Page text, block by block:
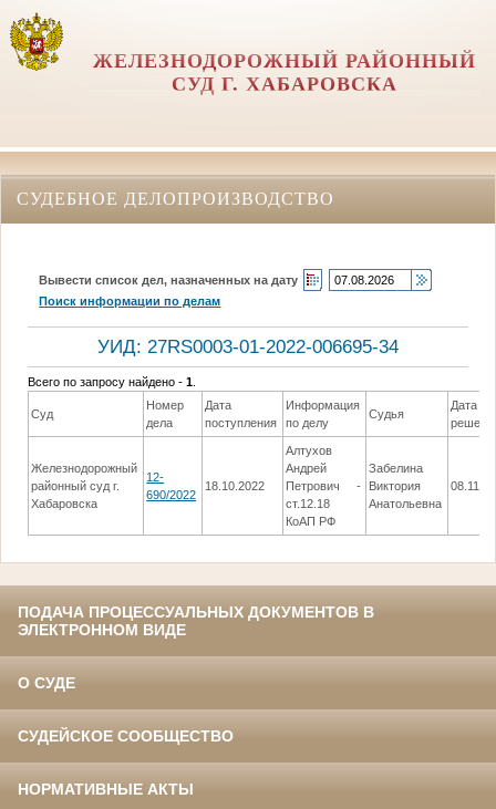
ЖЕЛЕЗНОДОРОЖНЫЙ РАЙОННЫЙ
СУД Г. ХАБАРОВСКА
СУДЕБНОЕ ДЕЛОПРОИЗВОДСТВО
Вывести список дел, назначенных на дату
Поиск информации по делам
УИД: 27RS0003-01-2022-006695-34
Всего по запросу найдено -1
Суд
Номер
дела
Дата
поступления
Информация
по делу
Судья
Дата
Железнодорожный
районный суд г.
Хабаровска
12-
690/2022
18.10.2022
Алтухов
Андрей
Петрович -
ст.12.18
КоАП РФ
Забелина
Виктория
Анатольевна
ПОДАЧА ПРОЦЕССУАЛЬНЫХ ДОКУМЕНТОВ В
ЭЛЕКТРОННОМ ВИДЕ
О СУДЕ
СУДЕЙСКОЕ СООБЩЕСТВО
НОРМАТИВНЫЕ АКТЫ